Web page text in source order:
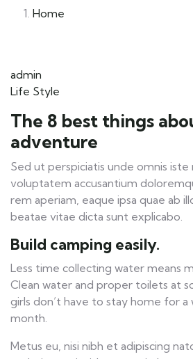
Home
admin
Life Style
The 8 best things
adventure
Sed ut perspiciatis unde omnis iste
voluptatem accusantium
rem aperiam, eaque ipsa quae ab
beatae vitae dicta sunt explicabo.
Build camping easily.
Less time collecting water means
Clean water and proper toilets at
girls don’t have to stay home for
month.
Metus eu, nisi nibh et adipiscing